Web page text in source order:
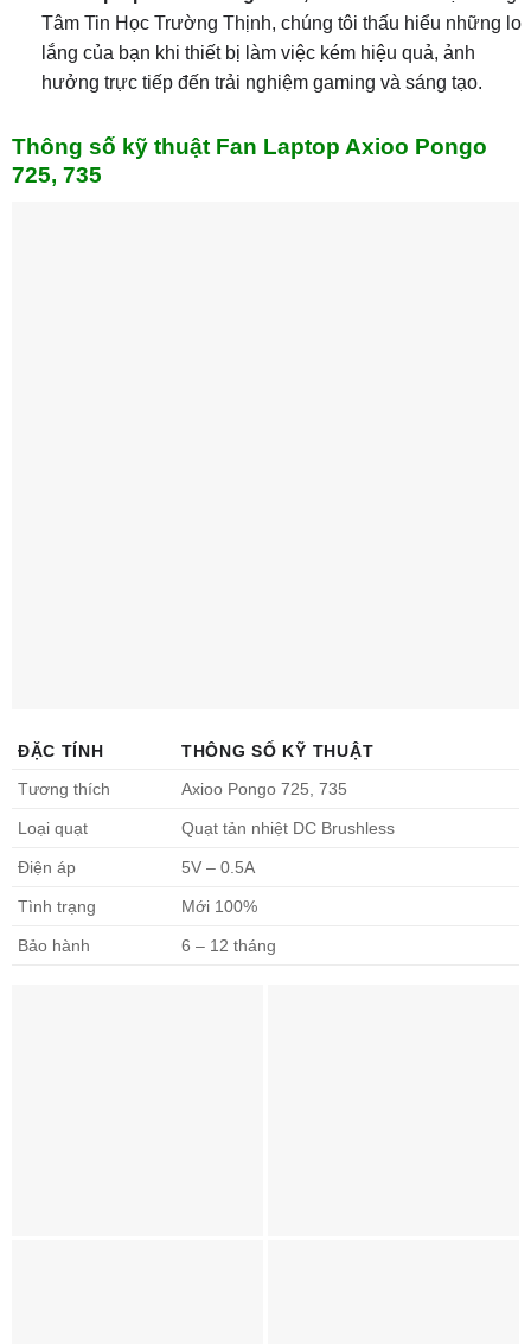
Tâm Tin Học Trường Thịnh, chúng tôi thấu hiểu những lo
lắng của bạn khi thiết bị làm việc kém hiệu quả, ảnh
hưởng trực tiếp đến trải nghiệm gaming và sáng tạo.
Thông số kỹ thuật Fan Laptop Axioo Pongo
725, 735
ĐẶC TÍNH
THÔNG SỐ KỸ THUẬT
Tương thích
Axioo Pongo 725, 735
Loại quạt Quạt tản nhiệt DC Brushless
Điện áp 5V – 0.5A
Tình trạng Mới 100%
Bảo hành 6 – 12 tháng